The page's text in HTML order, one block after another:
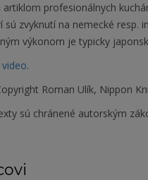
artiklom profesionálnych
sú zvyknutí na nemecké resp.
výkonom je typicky
Roman Ulík, Nippon
sú chránené autorským